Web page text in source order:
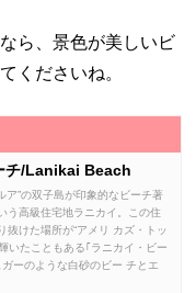
ら、景色が美しいビ
くださいね。
チ/Lanikai Beach
ア”の双子島が印象的なビーチ著
う高級住宅地ラニカイ。この住
抜けた場所が“アメリ カズ・トッ
いたこともある｢ラニカイ・ビー
ーのような白砂のビー チとエ